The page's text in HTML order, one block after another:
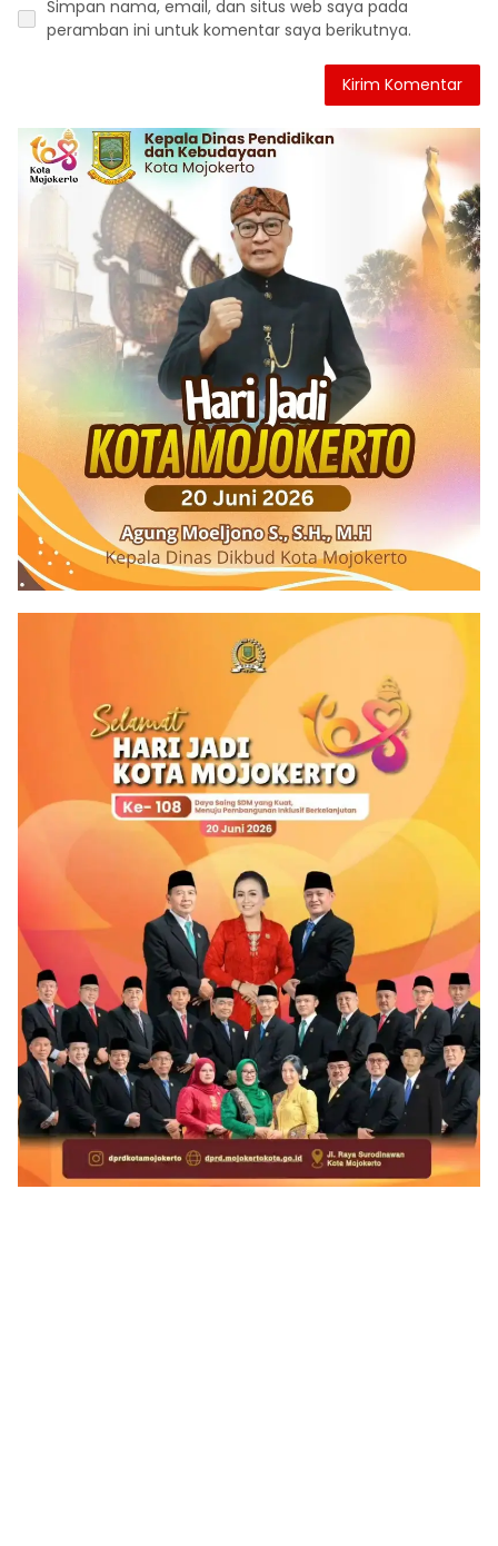
Simpan nama, email, dan situs web saya pada
peramban ini untuk komentar saya berikutnya.